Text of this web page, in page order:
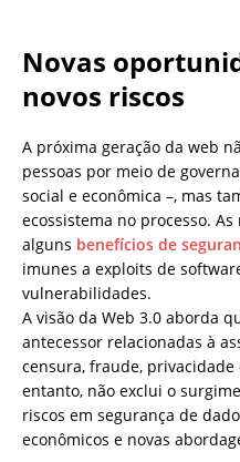
Novas
novos riscos
A próxima geração da web
pessoas por meio de
social e econômica –, mas
ecossistema no processo.
alguns benefícios de
imunes a exploits de
vulnerabilidades.
A visão da Web 3.0 aborda
antecessor relacionadas à
censura, fraude,
entanto, não exclui o
riscos em segurança de
econômicos e novas